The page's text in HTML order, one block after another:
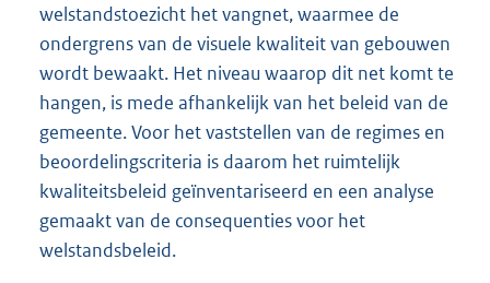
welstandstoezicht het vangnet, waarmee de
ondergrens van de visuele kwaliteit van gebouwen
wordt bewaakt. Het niveau waarop dit net komt te
hangen, is mede afhankelijk van het beleid van de
gemeente. Voor het vaststellen van de regimes en
beoordelingscriteria is daarom het ruimtelijk
kwaliteitsbeleid geïnventariseerd en een analyse
gemaakt van de consequenties voor het
welstandsbeleid.